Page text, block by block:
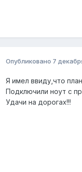
Опубликовано 7
Я имел ввиду,что
Подключили ноут с
Удачи на дорогах!!!